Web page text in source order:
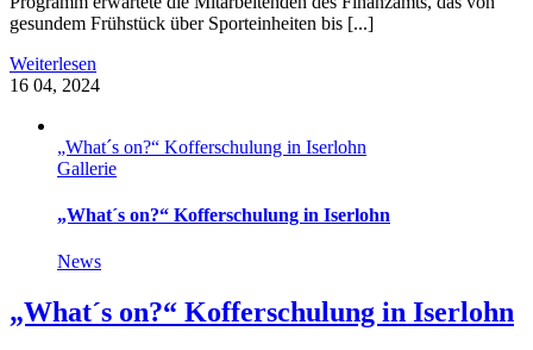
gesundem Frühstück über Sporteinheiten bis [...]
Weiterlesen
16 04, 2024
„What´s on?“ Kofferschulung in Iserlohn
Gallerie
„What´s on?“ Kofferschulung in Iserlohn
News
„What´s on?“ Kofferschulung in Iserlohn